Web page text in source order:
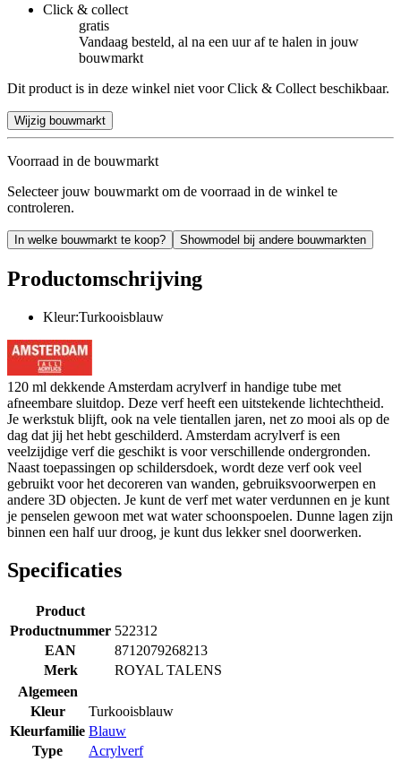
Click & collect
gratis
Vandaag besteld, al na een uur af te halen in jouw
bouwmarkt
Dit product is in deze winkel niet voor Click & Collect beschikbaar.
Wijzig bouwmarkt
Voorraad in de bouwmarkt
Selecteer jouw bouwmarkt om de voorraad in de winkel te
controleren.
In welke bouwmarkt te koop? Showmodel bij andere bouwmarkten
Productomschrijving
Kleur:Turkooisblauw
120 ml dekkende Amsterdam acrylverf in handige tube met
afneembare sluitdop. Deze verf heeft een uitstekende lichtechtheid.
Je werkstuk blijft, ook na vele tientallen jaren, net zo mooi als op de
dag dat jij het hebt geschilderd. Amsterdam acrylverf is een
veelzijdige verf die geschikt is voor verschillende ondergronden.
Naast toepassingen op schildersdoek, wordt deze verf ook veel
gebruikt voor het decoreren van wanden, gebruiksvoorwerpen en
andere 3D objecten. Je kunt de verf met water verdunnen en je kunt
je penselen gewoon met wat water schoonspoelen. Dunne lagen zijn
binnen een half uur droog, je kunt dus lekker snel doorwerken.
Specificaties
Product
Productnummer 522312
EAN
8712079268213
Merk
ROYAL TALENS
Algemeen
Kleur
Turkooisblauw
Kleurfamilie Blauw
Type
Acrylverf